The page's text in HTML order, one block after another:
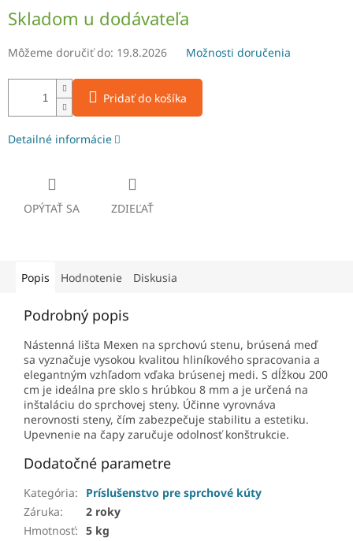
cena:
Skladom u dodávateľa
Môžeme doručiť do: 19.8.2026 Možnosti doručenia
Pridať do košíka
Detailné informácie
OPÝTAŤ SA ZDIEĽAŤ
Popis Hodnotenie Diskusia
Podrobný popis
Nástenná lišta Mexen na sprchovú stenu, brúsená meď
sa vyznačuje vysokou kvalitou hliníkového spracovania a
elegantným vzhľadom vďaka brúsenej medi. S dĺžkou 200
cm je ideálna pre sklo s hrúbkou 8 mm a je určená na
inštaláciu do sprchovej steny. Účinne vyrovnáva
nerovnosti steny, čím zabezpečuje stabilitu a estetiku.
Upevnenie na čapy zaručuje odolnosť konštrukcie.
Dodatočné parametre
Kategória:
Príslušenstvo pre sprchové kúty
Záruka:
2 roky
Hmotnosť: 5 kg